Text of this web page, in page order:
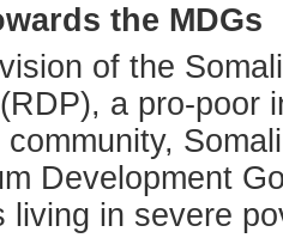
the MDGs
of the
a pro-poor
community,
Development
living in severe